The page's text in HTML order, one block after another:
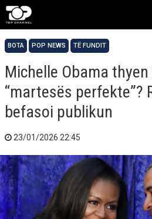
BOTA POP NEWS TË FUNDIT
Michelle Obama
“martesës perfekte”?
befasoi publikun
23/01/2026 22:45